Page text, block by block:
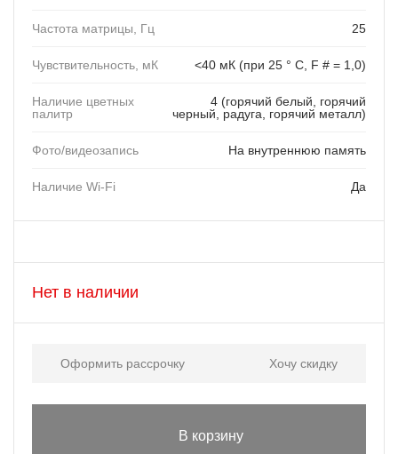
Частота матрицы, Гц 25
Чувствительность, мК <40 мК (при 25 ° C, F # = 1,0)
Наличие цветных
палитр
4 (горячий белый, горячий
черный, радуга, горячий металл)
Фото/видеозапись На внутреннюю память
Наличие Wi-Fi Да
Нет в наличии
Оформить рассрочку Хочу скидку
В корзину